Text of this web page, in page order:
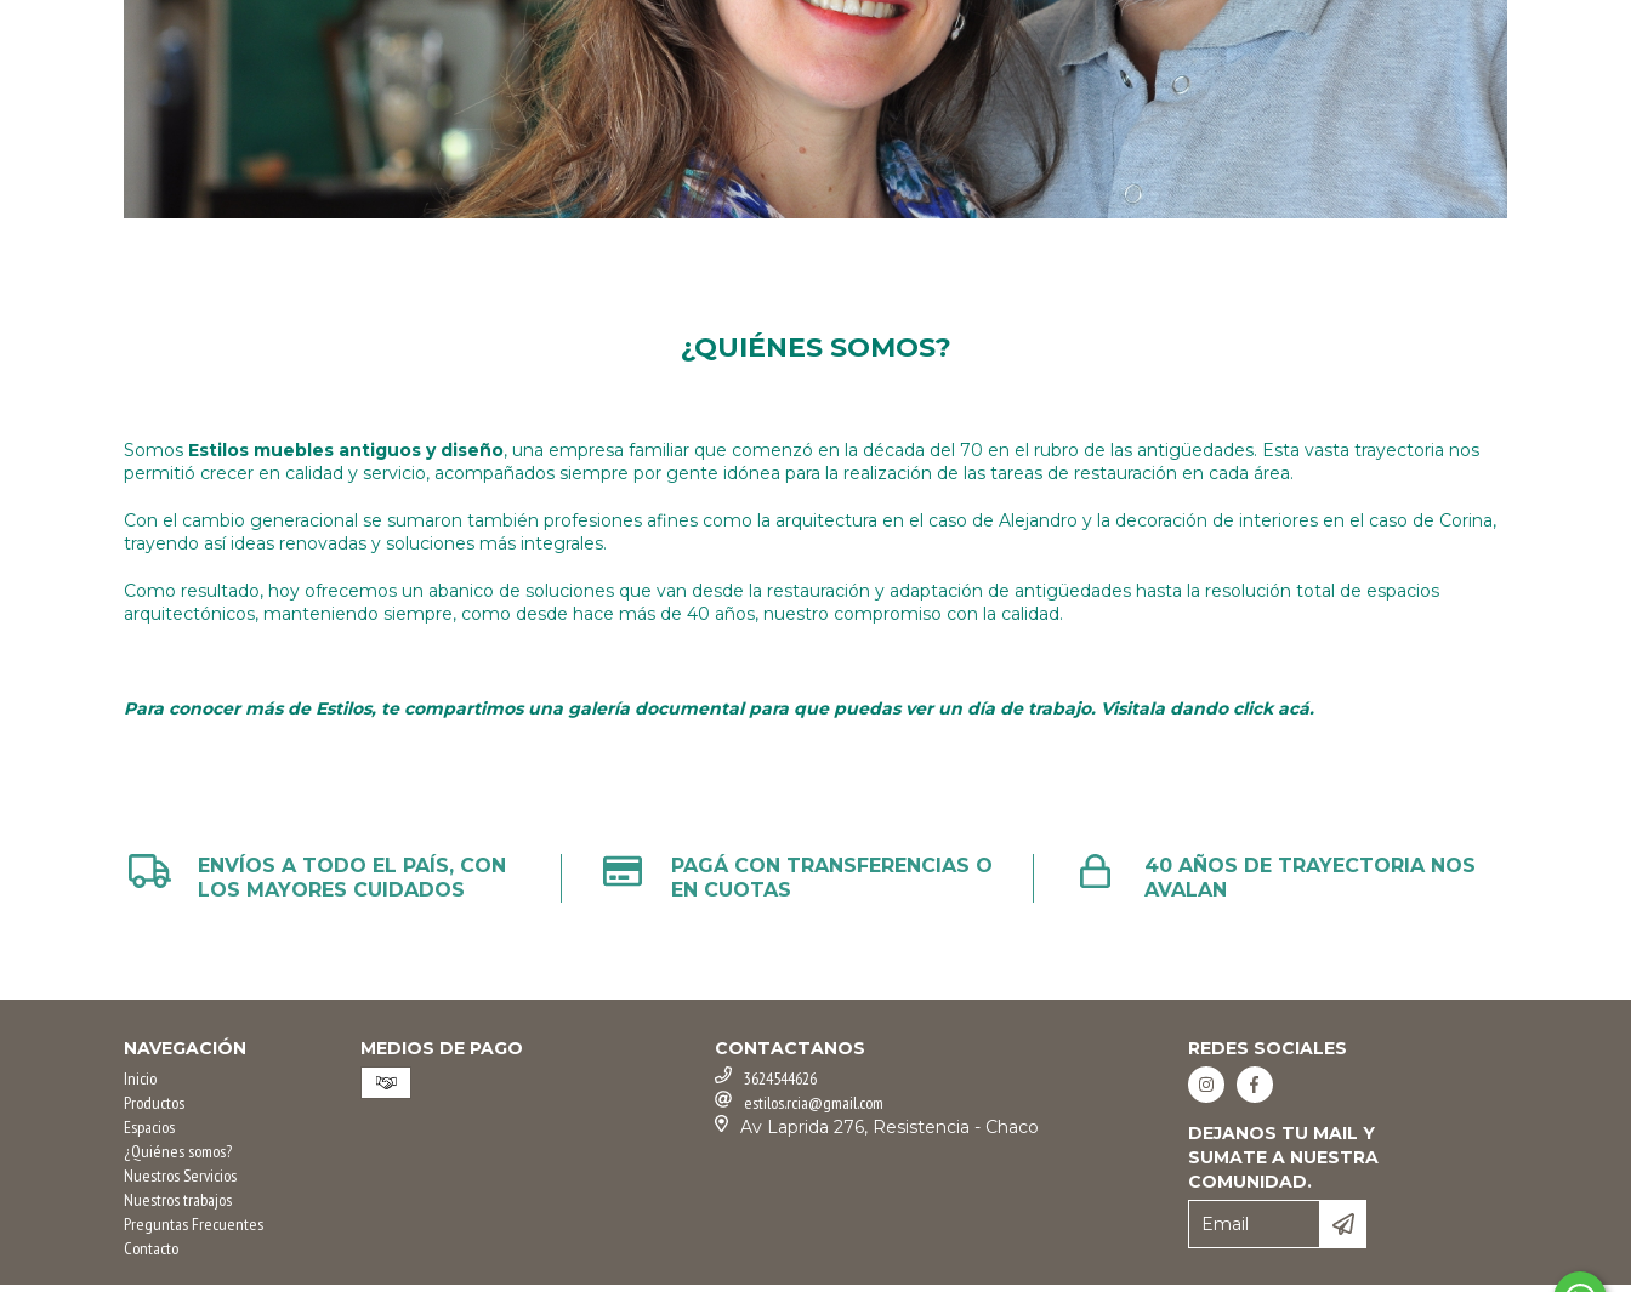
¿QUIÉNES SOMOS?
Somos Estilos muebles antiguos y diseño, una empresa familiar que comenzó en la década del 70 en el rubro de las antigüedades. Esta vasta trayectoria nos
permitió crecer en calidad y servicio, acompañados siempre por gente idónea para la realización de las tareas de restauración en cada área.
Con el cambio generacional se sumaron también profesiones afines como la arquitectura en el caso de Alejandro y la decoración de interiores en el caso de Corina,
trayendo así ideas renovadas y soluciones más integrales.
Como resultado, hoy ofrecemos un abanico de soluciones que van desde la restauración y adaptación de antigüedades hasta la resolución total de espacios
arquitectónicos, manteniendo siempre, como desde hace más de 40 años, nuestro compromiso con la calidad.
Para conocer más de Estilos, te compartimos una galería documental para que puedas ver un día de trabajo. Visitala dando click acá.
ENVÍOS A TODO EL PAÍS, CON
LOS MAYORES CUIDADOS
PAGÁ CON TRANSFERENCIAS O
EN CUOTAS
40 AÑOS DE TRAYECTORIA NOS
AVALAN
NAVEGACIÓN
Inicio
Productos
Espacios
¿Quiénes somos?
Nuestros Servicios
Nuestros trabajos
Preguntas Frecuentes
Contacto
MEDIOS DE PAGO
CONTACTANOS
3624544626
estilos.rcia@gmail.com
Av Laprida 276, Resistencia - Chaco
REDES SOCIALES
DEJANOS TU MAIL Y
SUMATE A NUESTRA
COMUNIDAD.